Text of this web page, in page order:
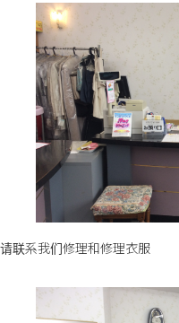
请联系我们修理和修理衣服